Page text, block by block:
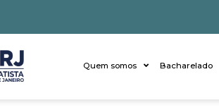
Quem somos Bacharelado